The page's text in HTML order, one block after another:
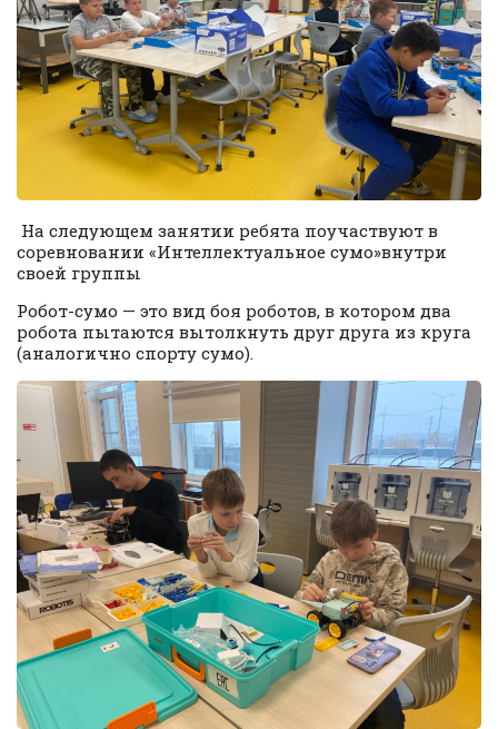
На следующем занятии ребята поучаствуют в
соревновании «Интеллектуальное сумо»внутри
своей группы
Робот-сумо — это вид боя роботов, в котором два
робота пытаются вытолкнуть друг друга из круга
(аналогично спорту сумо).